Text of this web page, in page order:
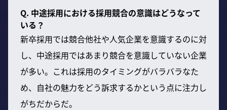
Q. 中途採用における採用競合の意識はどうなって
いる？
新卒採用では競合他社や人気企業を意識するのに対
し、中途採用ではあまり競合を意識していない企業
が多い。これは採用のタイミングがバラバラなた
め、自社の魅力をどう訴求するかという点に注力し
がちだからだ。